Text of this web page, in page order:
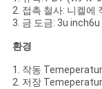
2. 접촉 철사: 니켈에
3. 금 도금: 3u
환경
1. 작동
2. 저장